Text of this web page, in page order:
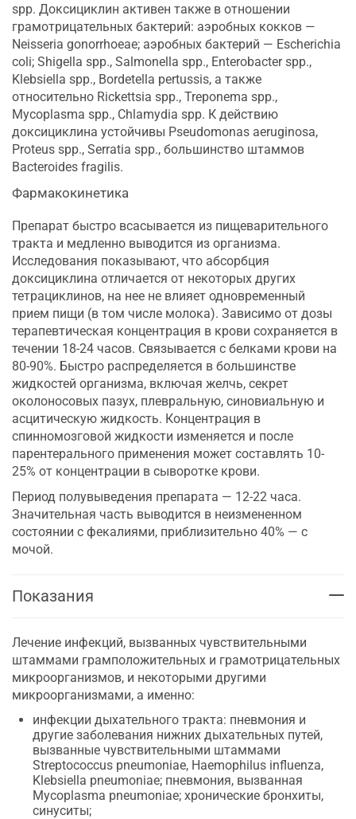
spp. Доксициклин активен также в отношении
грамотрицательных бактерий: аэробных кокков —
Neisseria gonorrhoeae; аэробных бактерий — Escherichia
coli; Shigella spp., Salmonella spp., Enterobacter spp.,
Klebsiella spp., Bordetella pertussis, а также
относительно Rickettsia spp., Treponema spp.,
Mycoplasma spp., Chlamydia spp. К действию
доксициклина устойчивы Pseudomonas aeruginosa,
Proteus spp., Serratia spp., большинство штаммов
Bacteroides fragilis.
Фармакокинетика
Препарат быстро всасывается из пищеварительного
тракта и медленно выводится из организма.
Исследования показывают, что абсорбция
доксициклина отличается от некоторых других
тетрациклинов, на нее не влияет одновременный
прием пищи (в том числе молока). Зависимо от дозы
терапевтическая концентрация в крови сохраняется в
течении 18-24 часов. Связывается с белками крови на
80-90%. Быстро распределяется в большинстве
жидкостей организма, включая желчь, секрет
околоносовых пазух, плевральную, синовиальную и
асцитическую жидкость. Концентрация в
спинномозговой жидкости изменяется и после
парентерального применения может составлять 10-
25% от концентрации в сыворотке крови.
Период полувыведения препарата — 12-22 часа.
Значительная часть выводится в неизмененном
состоянии с фекалиями, приблизительно 40% — с
мочой.
Показания
Лечение инфекций, вызванных чувствительными
штаммами грамположительных и грамотрицательных
микроорганизмов, и некоторыми другими
микроорганизмами, а именно:
инфекции дыхательного тракта: пневмония и
другие заболевания нижних дыхательных путей,
вызванные чувствительными штаммами
Streptococcus pneumoniae, Haemophilus influenza,
Klebsiella pneumoniae; пневмония, вызванная
Mycoplasma pneumoniae; хронические бронхиты,
синуситы;